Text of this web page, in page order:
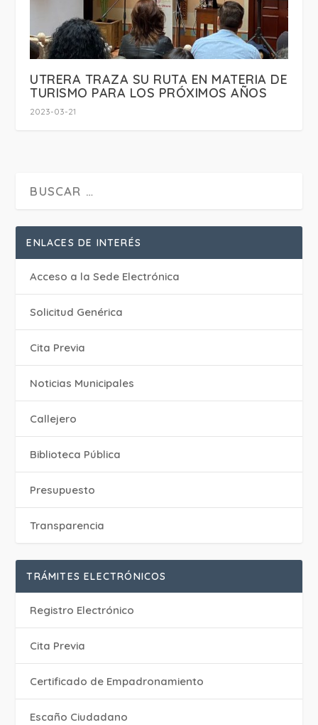
UTRERA TRAZA SU RUTA EN MATERIA DE
TURISMO PARA LOS PRÓXIMOS AÑOS
2023-03-21
ENLACES DE INTERÉS
Acceso a la Sede Electrónica
Solicitud Genérica
Cita Previa
‎Noticias Municipales
Callejero
Biblioteca Pública
Presupuesto
Transparencia
TRÁMITES ELECTRÓNICOS
Registro Electrónico
Cita Previa
Certificado de Empadronamiento
Escaño Ciudadano